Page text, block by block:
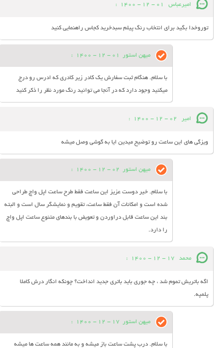
امیرعباس 01 - 12 - 1400
:
توروخدا بگید برای انتخاب رنگ پیلم سبدخرید کجاس راهنمایی کنید
میهن استور 01 - 12 - 1400
:
با سلام. هنگام ثبت سفارش یک کادر زیر کادری که ادرس رو درج
میکنید وجود دارد که در آنجا می توانید رنگ مورد نظر را ذکر کنید
امیر 02 - 12 - 1400
:
ویزگی های این ساعت رو توضیح میدین ایا به گوشی وصل میشه
میهن استور 02 - 12 - 1400
:
با سلام. خیر دوست عزیز این ساعت فقط طرح ساعت اپل واچ طراحی
شده است و امکانات آن فقط ساعت، تقویم و نمایشگر سال است و البته
بند این ساعت قابل دراوردن و تعویض با بندهای متنوع ساعت اپل واچ
را دارد.
محمد 17 - 12 - 1400
:
اگه باتریش تموم شد ، چه جوری باید باتری جدید انداخت؟ چونکه انگار درش کاملا
پلمپه.
میهن استور 17 - 12 - 1400
:
با سلام. درب پشت ساعت باز میشه و به مانند همه ساعت ها میشه